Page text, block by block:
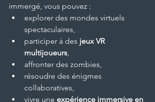
immergé, vous pouvez :
explorer des mondes virtuels
spectaculaires,
participer à des jeux VR
multijoueurs,
affronter des zombies,
résoudre des énigmes
collaboratives,
vivre une expérience immersive en